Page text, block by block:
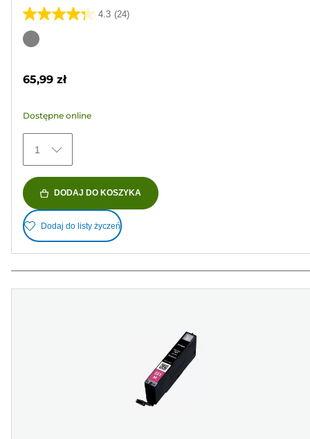
4.3 (24)
4.3
na
24
Wkład
65,99 zł
Dostępne online
1
DODAJ DO KOSZYKA
Dodaj do listy życzeń